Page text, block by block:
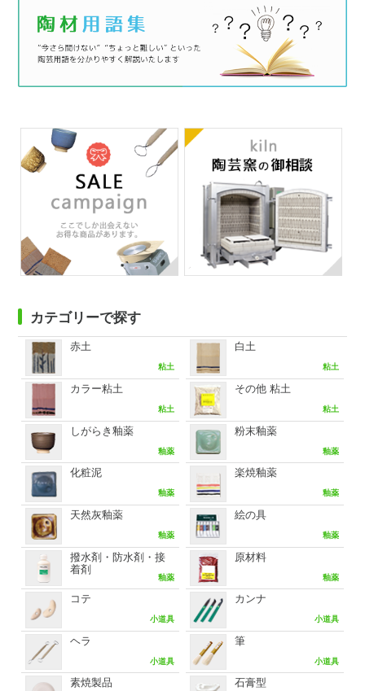
カテゴリーで探す
赤土
粘土
白土
粘土
カラー粘土
粘土
その他 粘土
粘土
しがらき釉薬
釉薬
粉末釉薬
釉薬
化粧泥
釉薬
楽焼釉薬
釉薬
天然灰釉薬
釉薬
絵の具
釉薬
撥水剤・防水剤・接
着剤
釉薬
原材料
釉薬
コテ
小道具
カンナ
小道具
ヘラ
小道具
筆
小道具
素焼製品 石膏型